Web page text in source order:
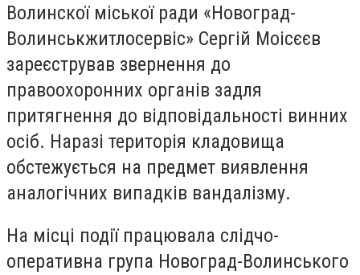
Волинскої міської ради «Новоград-
Волинськжитлосервіс» Сергій Моісєєв
зареєстрував звернення до
правоохоронних органів задля
притягнення до відповідальності винних
осіб. Наразі територія кладовища
обстежується на предмет виявлення
аналогічних випадків вандалізму.
На місці події працювала слідчо-
оперативна група Новоград-Волинського